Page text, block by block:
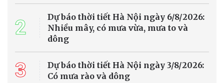
2
Dự báo thời tiết Hà Nội ngày 6/8/2026:
Nhiều mây, có mưa vừa, mưa to và
dông
3
Dự báo thời tiết Hà Nội ngày 3/8/2026:
Có mưa rào và dông